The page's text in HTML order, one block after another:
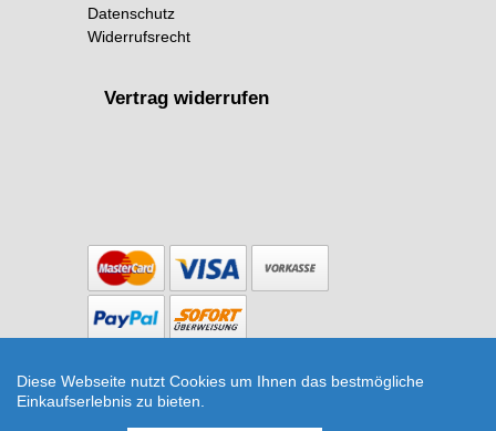
Datenschutz
Widerrufsrecht
Vertrag widerrufen
Le Grand Bleu Übertopf von Ceramics By Laura
(Übertopf) | Artikelnummer: CbyLaura_LGB_3
Diese Webseite nutzt Cookies um Ihnen das bestmögliche
Einkaufserlebnis zu bieten.